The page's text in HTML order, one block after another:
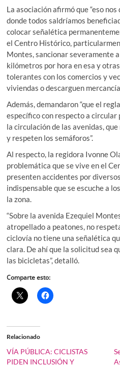
La asociación afirmó que “eso
donde todos saldríamos
colocar señalética
el Centro Histórico,
Montes, sancionar severamente
kilómetros por hora en esa y
tolerantes con los comercios y
viviendas o descarguen
Además, demandaron “que el
específico con respecto a circular
la circulación de las avenidas,
y respeten los semáforos”.
Al respecto, la regidora Ivonne
problemática que se vive en el
presenten accidentes por
indispensable que se escuche a
la zona.
“Sobre la avenida Ezequiel
atropellado a peatones, no
ciclovía no tiene una señalética
clara. De ahí que la solicitud sea
las bicicletas”, detalló.
Comparte esto:
Relacionado
VÍA PÚBLICA: CICLISTAS
PIDEN INCLUSIÓN Y